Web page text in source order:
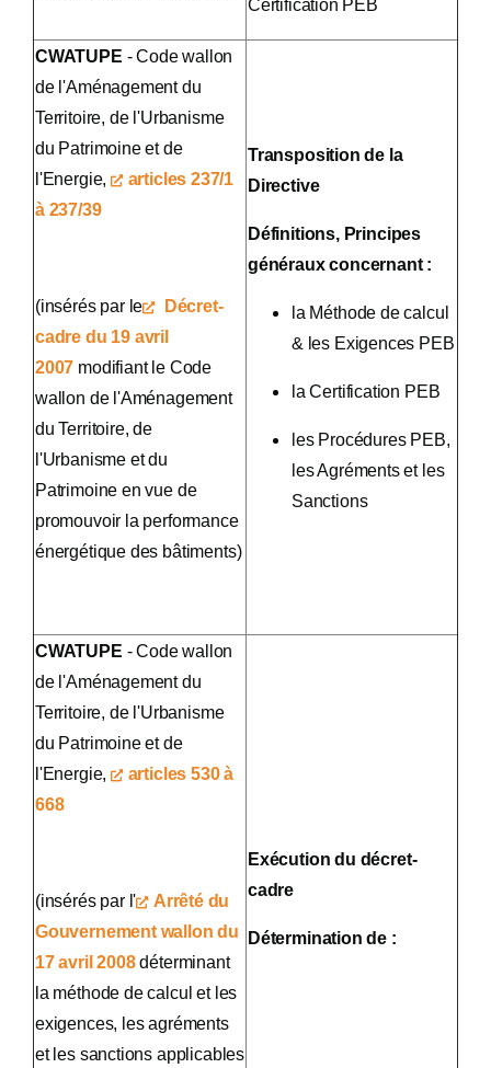
Certification PEB
CWATUPE - Code wallon
de l'Aménagement du
Territoire, de l'Urbanisme
du Patrimoine et de
l'Energie,
articles 237/1
à 237/39
(insérés par le
Décret-
cadre du 19 avril
2007 modifiant le Code
wallon de l'Aménagement
du Territoire, de
l'Urbanisme et du
Patrimoine en vue de
promouvoir la performance
énergétique des bâtiments)
Transposition de la
Directive
Définitions, Principes
généraux concernant :
la Méthode de calcul
& les Exigences PEB
la Certification PEB
les Procédures PEB,
les Agréments et les
Sanctions
CWATUPE - Code wallon
de l'Aménagement du
Territoire, de l'Urbanisme
du Patrimoine et de
l'Energie,
articles 530 à
668
(insérés par l'
Arrêté du
Gouvernement wallon du
17 avril 2008déterminant
la méthode de calcul et les
exigences, les agréments
et les sanctions applicables
Exécution du décret-
cadre
Détermination de :